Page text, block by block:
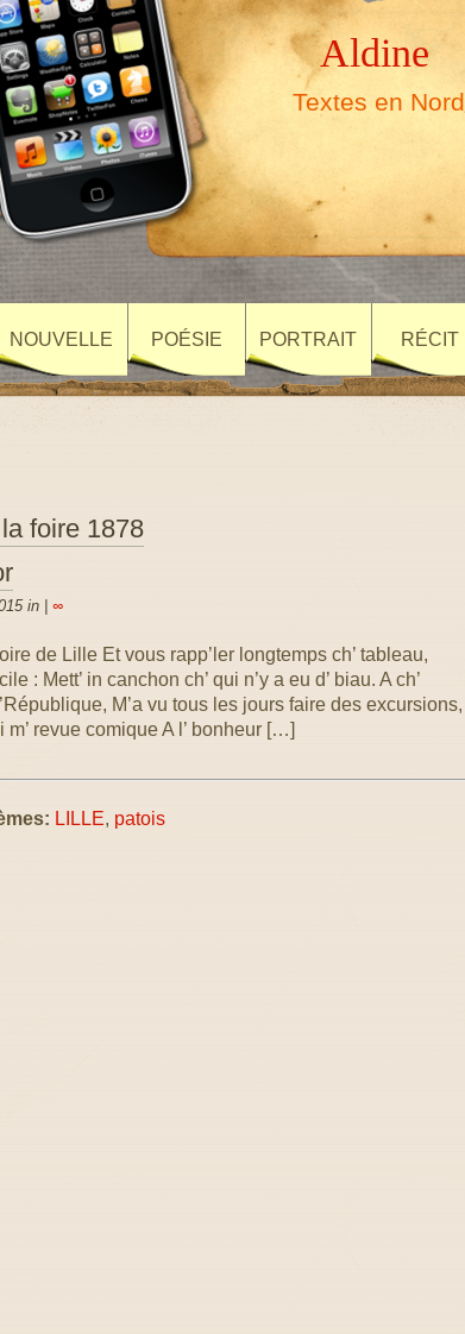
Aldine
Textes en Nord
NOUVELLE POÉSIE PORTRAIT RÉCIT
foire 1878
in | ∞
de Lille Et vous rapp’ler longtemps ch’ tableau,
: Mett’ in canchon ch’ qui n’y a eu d’ biau. A ch’
M’a vu tous les jours faire des excursions,
m’ revue comique A l’ bonheur […]
LILLE, patois